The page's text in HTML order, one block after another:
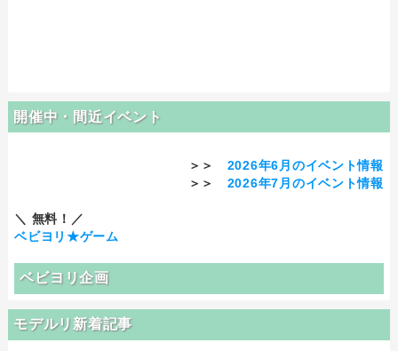
開催中・間近イベント
＞＞ 2026年6月のイベント情報
＞＞ 2026年7月のイベント情報
＼ 無料！／
ベビヨリ★ゲーム
ベビヨリ企画
モデルリ新着記事